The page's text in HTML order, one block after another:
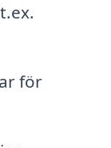
för